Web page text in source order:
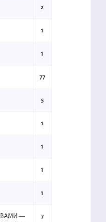
2
1
1
77
5
1
1
1
1
—
7